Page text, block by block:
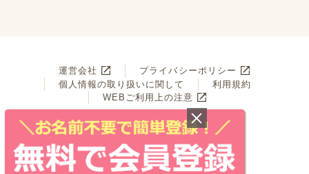
運営会社
プライバシーポリシー
個人情報の取り扱いに関して
利用規約
WEBご利用上の注意